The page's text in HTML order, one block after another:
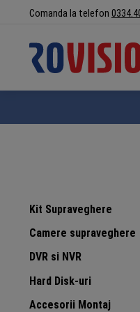
navigare
conținut
Comanda la telefon
Kit Supraveghere
Camere supraveghere
DVR si NVR
Hard Disk-uri
Accesorii Montaj